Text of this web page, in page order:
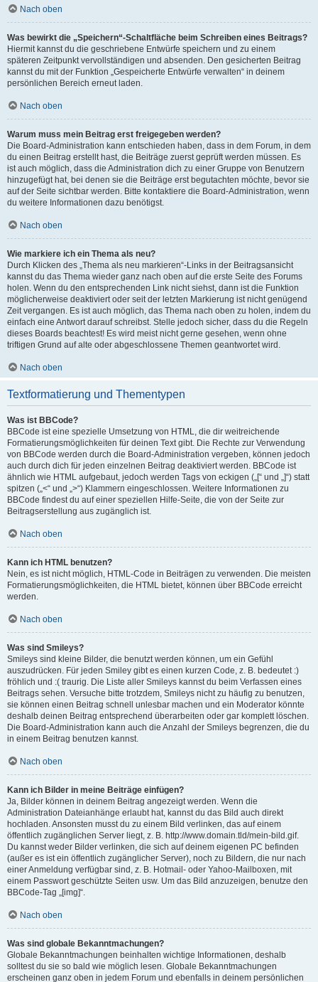
Nach oben
Was bewirkt die „Speichern“-Schaltfläche beim Schreiben eines Beitrags?
Hiermit kannst du die geschriebene Entwürfe speichern und zu einem
späteren Zeitpunkt vervollständigen und absenden. Den gesicherten Beitrag
kannst du mit der Funktion „Gespeicherte Entwürfe verwalten“ in deinem
persönlichen Bereich erneut laden.
Nach oben
Warum muss mein Beitrag erst freigegeben werden?
Die Board-Administration kann entschieden haben, dass in dem Forum, in dem
du einen Beitrag erstellt hast, die Beiträge zuerst geprüft werden müssen. Es
ist auch möglich, dass die Administration dich zu einer Gruppe von Benutzern
hinzugefügt hat, bei denen sie die Beiträge erst begutachten möchte, bevor sie
auf der Seite sichtbar werden. Bitte kontaktiere die Board-Administration, wenn
du weitere Informationen dazu benötigst.
Nach oben
Wie markiere ich ein Thema als neu?
Durch Klicken des „Thema als neu markieren“-Links in der Beitragsansicht
kannst du das Thema wieder ganz nach oben auf die erste Seite des Forums
holen. Wenn du den entsprechenden Link nicht siehst, dann ist die Funktion
möglicherweise deaktiviert oder seit der letzten Markierung ist nicht genügend
Zeit vergangen. Es ist auch möglich, das Thema nach oben zu holen, indem du
einfach eine Antwort darauf schreibst. Stelle jedoch sicher, dass du die Regeln
dieses Boards beachtest! Es wird meist nicht gerne gesehen, wenn ohne
triftigen Grund auf alte oder abgeschlossene Themen geantwortet wird.
Nach oben
Textformatierung und Thementypen
Was ist BBCode?
BBCode ist eine spezielle Umsetzung von HTML, die dir weitreichende
Formatierungsmöglichkeiten für deinen Text gibt. Die Rechte zur Verwendung
von BBCode werden durch die Board-Administration vergeben, können jedoch
auch durch dich für jeden einzelnen Beitrag deaktiviert werden. BBCode ist
ähnlich wie HTML aufgebaut, jedoch werden Tags von eckigen („[“ und „]“) statt
spitzen („<“ und „>“) Klammern eingeschlossen. Weitere Informationen zu
BBCode findest du auf einer speziellen Hilfe-Seite, die von der Seite zur
Beitragserstellung aus zugänglich ist.
Nach oben
Kann ich HTML benutzen?
Nein, es ist nicht möglich, HTML-Code in Beiträgen zu verwenden. Die meisten
Formatierungsmöglichkeiten, die HTML bietet, können über BBCode erreicht
werden.
Nach oben
Was sind Smileys?
Smileys sind kleine Bilder, die benutzt werden können, um ein Gefühl
auszudrücken. Für jeden Smiley gibt es einen kurzen Code, z. B. bedeutet :)
fröhlich und :( traurig. Die Liste aller Smileys kannst du beim Verfassen eines
Beitrags sehen. Versuche bitte trotzdem, Smileys nicht zu häufig zu benutzen,
sie können einen Beitrag schnell unlesbar machen und ein Moderator könnte
deshalb deinen Beitrag entsprechend überarbeiten oder gar komplett löschen.
Die Board-Administration kann auch die Anzahl der Smileys begrenzen, die du
in einem Beitrag benutzen kannst.
Nach oben
Kann ich Bilder in meine Beiträge einfügen?
Ja, Bilder können in deinem Beitrag angezeigt werden. Wenn die
Administration Dateianhänge erlaubt hat, kannst du das Bild auch direkt
hochladen. Ansonsten musst du zu einem Bild verlinken, das auf einem
öffentlich zugänglichen Server liegt, z. B. http://www.domain.tld/mein-bild.gif.
Du kannst weder Bilder verlinken, die sich auf deinem eigenen PC befinden
(außer es ist ein öffentlich zugänglicher Server), noch zu Bildern, die nur nach
einer Anmeldung verfügbar sind, z. B. Hotmail- oder Yahoo-Mailboxen, mit
einem Passwort geschützte Seiten usw. Um das Bild anzuzeigen, benutze den
BBCode-Tag „[img]“.
Nach oben
Was sind globale Bekanntmachungen?
Globale Bekanntmachungen beinhalten wichtige Informationen, deshalb
solltest du sie so bald wie möglich lesen. Globale Bekanntmachungen
erscheinen ganz oben in jedem Forum und ebenfalls in deinem persönlichen